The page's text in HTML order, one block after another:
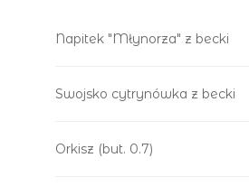
Napitek "Młynorza" z becki
Swojsko cytrynówka z becki
Orkisz (but. 0.7)